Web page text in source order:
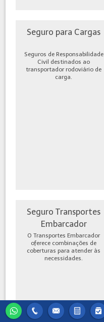
Seguro para Cargas
Seguros de Responsabilidade
Civil destinados ao
transportador rodoviário de
carga.
Seguro Transportes
Embarcador
O Transportes Embarcador
oferece combinações de
coberturas para atender às
necessidades.